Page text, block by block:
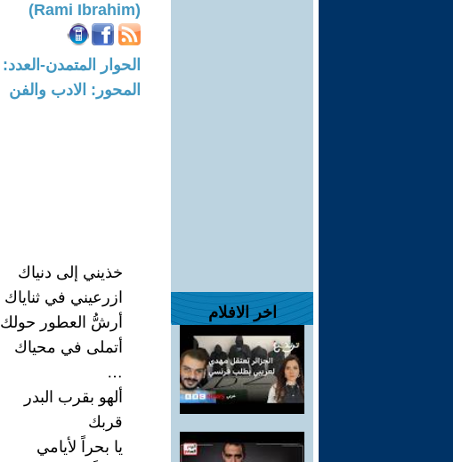
اخر الافلام
(Rami Ibrahim)
الحوار المتمدن-العدد: 8164 - 2024 / 11 / 17 - 04:50
المحور: الادب والفن
خذيني إلى دنياك
ازرعيني في ثناياك
أرشُّ العطور حولك
أتملى في محياك
…
ألهو بقرب البدر
قربك
يا بحراً لأيامي